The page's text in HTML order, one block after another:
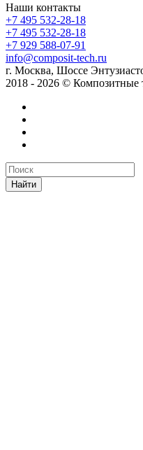
Наши контакты
+7 495 532-28-18
+7 495 532-28-18
+7 929 588-07-91
info@composit-tech.ru
г. Москва, Шоссе
2018 - 2026 © Композитные
Найти